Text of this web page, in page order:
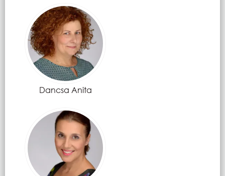
Dancsa Anita